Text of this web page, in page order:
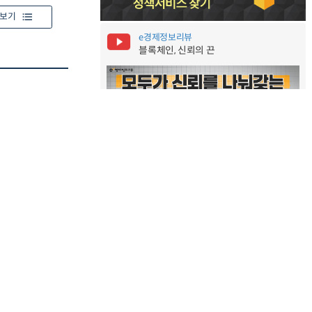
기
e경제정보리뷰
블록체인, 신뢰의 끈